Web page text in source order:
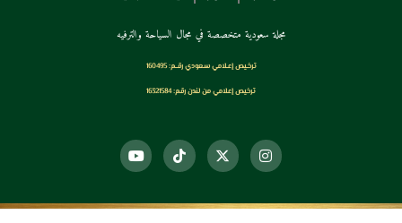
مجلة سعودية متخصصة في مجال السياحة والترفيه
ترخـيص إعـلامي سـعودي رقــم: 160495
ترخيص إعلامي من لندن رقم: 16321584